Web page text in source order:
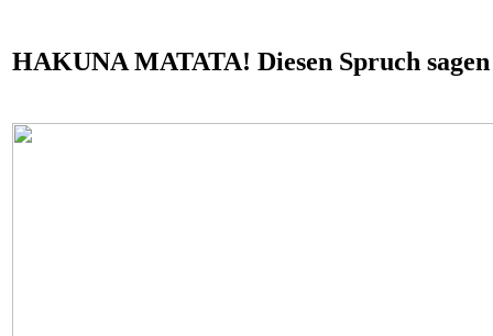
HAKUNA MATATA! Diesen Spruch